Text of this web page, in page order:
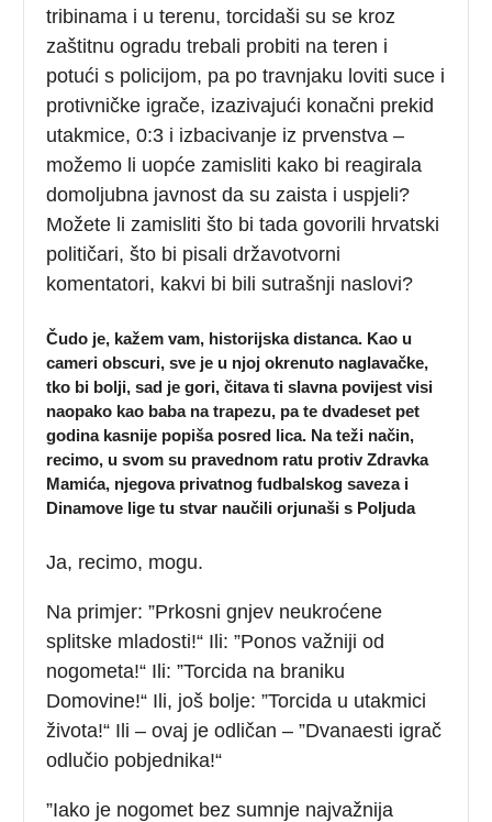
tribinama i u terenu, torcidaši su se kroz
zaštitnu ogradu trebali probiti na teren i
potući s policijom, pa po travnjaku loviti suce i
protivničke igrače, izazivajući konačni prekid
utakmice, 0:3 i izbacivanje iz prvenstva –
možemo li uopće zamisliti kako bi reagirala
domoljubna javnost da su zaista i uspjeli?
Možete li zamisliti što bi tada govorili hrvatski
političari, što bi pisali državotvorni
komentatori, kakvi bi bili sutrašnji naslovi?
Čudo je, kažem vam, historijska distanca. Kao u
cameri obscuri, sve je u njoj okrenuto naglavačke,
tko bi bolji, sad je gori, čitava ti slavna povijest visi
naopako kao baba na trapezu, pa te dvadeset pet
godina kasnije popiša posred lica. Na teži način,
recimo, u svom su pravednom ratu protiv Zdravka
Mamića, njegova privatnog fudbalskog saveza i
Dinamove lige tu stvar naučili orjunaši s Poljuda
Ja, recimo, mogu.
Na primjer: ”Prkosni gnjev neukroćene
splitske mladosti!“ Ili: ”Ponos važniji od
nogometa!“ Ili: ”Torcida na braniku
Domovine!“ Ili, još bolje: ”Torcida u utakmici
života!“ Ili – ovaj je odličan – ”Dvanaesti igrač
odlučio pobjednika!“
”Iako je nogomet bez sumnje najvažnija